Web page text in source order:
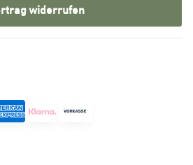
widerrufen